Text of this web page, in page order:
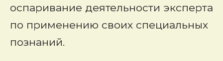
оспаривание деятельности эксперта
по применению своих специальных
познаний.